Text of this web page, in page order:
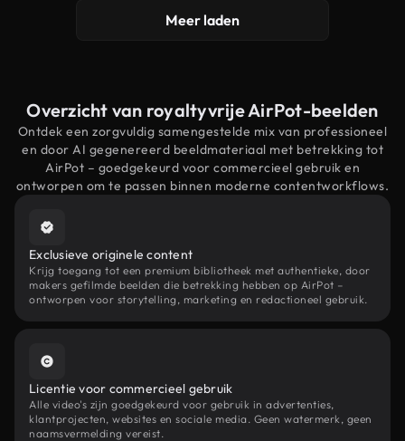
Meer laden
Overzicht van royaltyvrije AirPot-beelden
Ontdek een zorgvuldig samengestelde mix van professioneel
en door AI gegenereerd beeldmateriaal met betrekking tot
AirPot – goedgekeurd voor commercieel gebruik en
ontworpen om te passen binnen moderne contentworkflows.
Exclusieve originele content
Krijg toegang tot een premium bibliotheek met authentieke, door
makers gefilmde beelden die betrekking hebben op AirPot –
ontworpen voor storytelling, marketing en redactioneel gebruik.
Licentie voor commercieel gebruik
Alle video's zijn goedgekeurd voor gebruik in advertenties,
klantprojecten, websites en sociale media. Geen watermerk, geen
naamsvermelding vereist.